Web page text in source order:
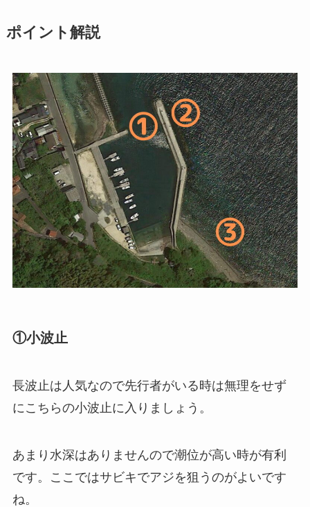
ポイント解説
①小波止
長波止は人気なので先行者がいる時は無理をせず
にこちらの小波止に入りましょう。
あまり水深はありませんので潮位が高い時が有利
です。ここではサビキでアジを狙うのがよいです
ね。